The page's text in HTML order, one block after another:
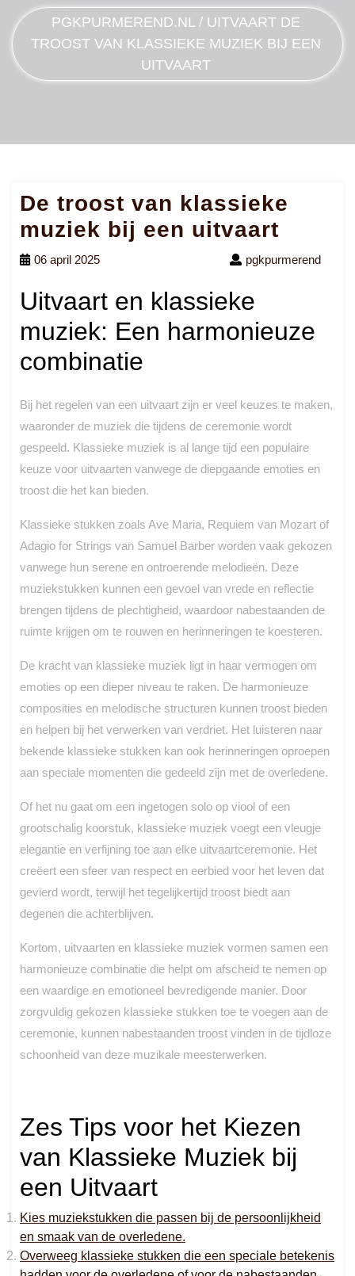
PGKPURMEREND.NL / UITVAART DE
TROOST VAN KLASSIEKE MUZIEK BIJ EEN
UITVAART
De troost van klassieke
muziek bij een uitvaart
06 april 2025 pgkpurmerend
Uitvaart en klassieke
muziek: Een harmonieuze
combinatie
Bij het regelen van een uitvaart zijn er veel keuzes te maken,
waaronder de muziek die tijdens de ceremonie wordt
gespeeld. Klassieke muziek is al lange tijd een populaire
keuze voor uitvaarten vanwege de diepgaande emoties en
troost die het kan bieden.
Klassieke stukken zoals Ave Maria, Requiem van Mozart of
Adagio for Strings van Samuel Barber worden vaak gekozen
vanwege hun serene en ontroerende melodieën. Deze
muziekstukken kunnen een gevoel van vrede en reflectie
brengen tijdens de plechtigheid, waardoor nabestaanden de
ruimte krijgen om te rouwen en herinneringen te koesteren.
De kracht van klassieke muziek ligt in haar vermogen om
emoties op een dieper niveau te raken. De harmonieuze
composities en melodische structuren kunnen troost bieden
en helpen bij het verwerken van verdriet. Het luisteren naar
bekende klassieke stukken kan ook herinneringen oproepen
aan speciale momenten die gedeeld zijn met de overledene.
Of het nu gaat om een ingetogen solo op viool of een
grootschalig koorstuk, klassieke muziek voegt een vleugje
elegantie en verfijning toe aan elke uitvaartceremonie. Het
creëert een sfeer van respect en eerbied voor het leven dat
gevierd wordt, terwijl het tegelijkertijd troost biedt aan
degenen die achterblijven.
Kortom, uitvaarten en klassieke muziek vormen samen een
harmonieuze combinatie die helpt om afscheid te nemen op
een waardige en emotioneel bevredigende manier. Door
zorgvuldig gekozen klassieke stukken toe te voegen aan de
ceremonie, kunnen nabestaanden troost vinden in de tijdloze
schoonheid van deze muzikale meesterwerken.
Zes Tips voor het Kiezen
van Klassieke Muziek bij
een Uitvaart
Kies muziekstukken die passen bij de persoonlijkheid
en smaak van de overledene.
Overweeg klassieke stukken die een speciale betekenis